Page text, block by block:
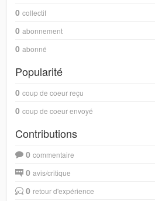
0 collectif
0 abonnement
0 abonné
Popularité
0 coup de coeur reçu
0 coup de coeur envoyé
Contributions
0 commentaire
0 avis/critique
0 retour d'expérience